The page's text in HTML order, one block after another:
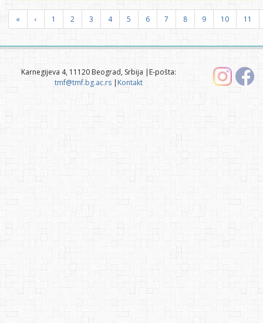
« ‹ 1 2 3 4 5 6 7 8 9 10 11
Karnegijeva 4, 11120 Beograd, Srbija |E-pošta:
tmf@tmf.bg.ac.rs| Kontakt